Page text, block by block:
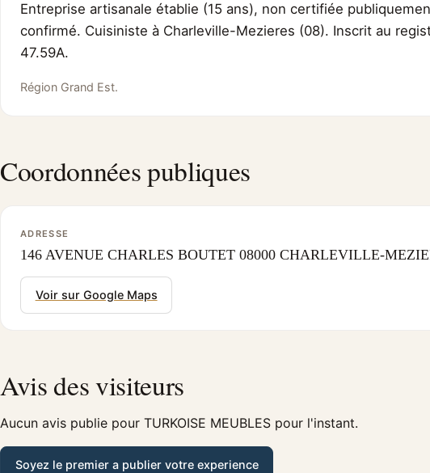
Entreprise artisanale établie (15 ans), non certifiée
confirmé. Cuisiniste à Charleville-Mezieres (08). Inscrit au
47.59A.
Région Grand Est.
Coordonnées publiques
ADRESSE
146 AVENUE CHARLES BOUTET 08000 CHARLEVILLE-
Voir sur Google Maps
Avis des visiteurs
Aucun avis publie pour TURKOISE MEUBLES pour l'instant.
Soyez le premier a publier votre experience